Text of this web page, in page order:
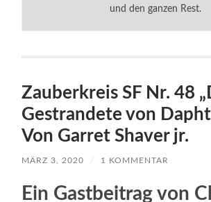
und den ganzen Rest.
Zauberkreis SF Nr. 48
Gestrandete von
Von Garret Shaver jr.
MÄRZ 3, 2020 / 1 KOMMENTAR
Ein Gastbeitrag von